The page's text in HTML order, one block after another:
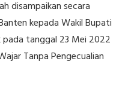
disampaikan secara
kepada Wakil Bupati
pada tanggal 23 Mei 2022
Tanpa Pengecualian